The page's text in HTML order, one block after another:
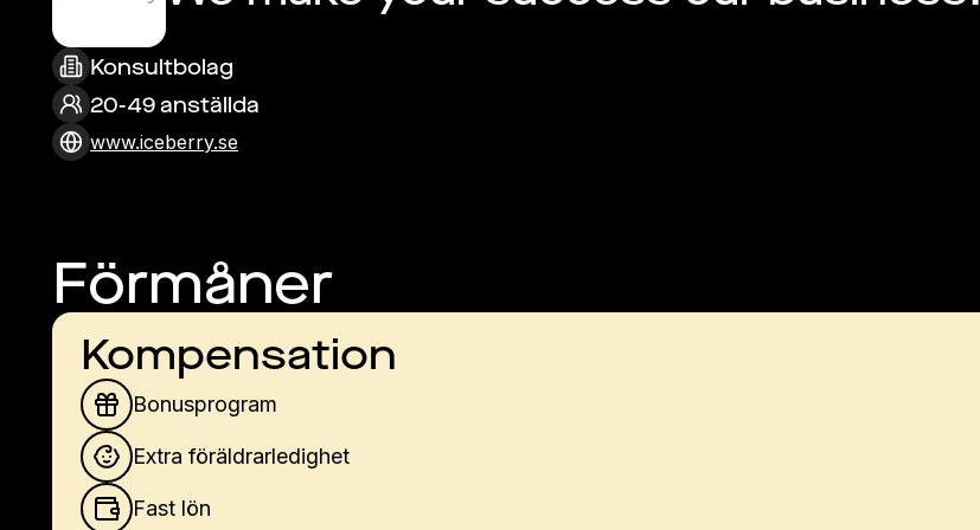
Konsultbolag
20-49 anställda
www.iceberry.se
Förmåner
Kompensation
Bonusprogram
Extra föräldrarledighet
Fast lön